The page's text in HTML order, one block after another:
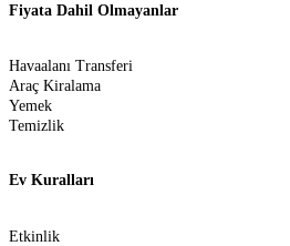
Fiyata Dahil Olmayanlar
Havaalanı Transferi
Araç Kiralama
Yemek
Temizlik
Ev Kuralları
Etkinlik